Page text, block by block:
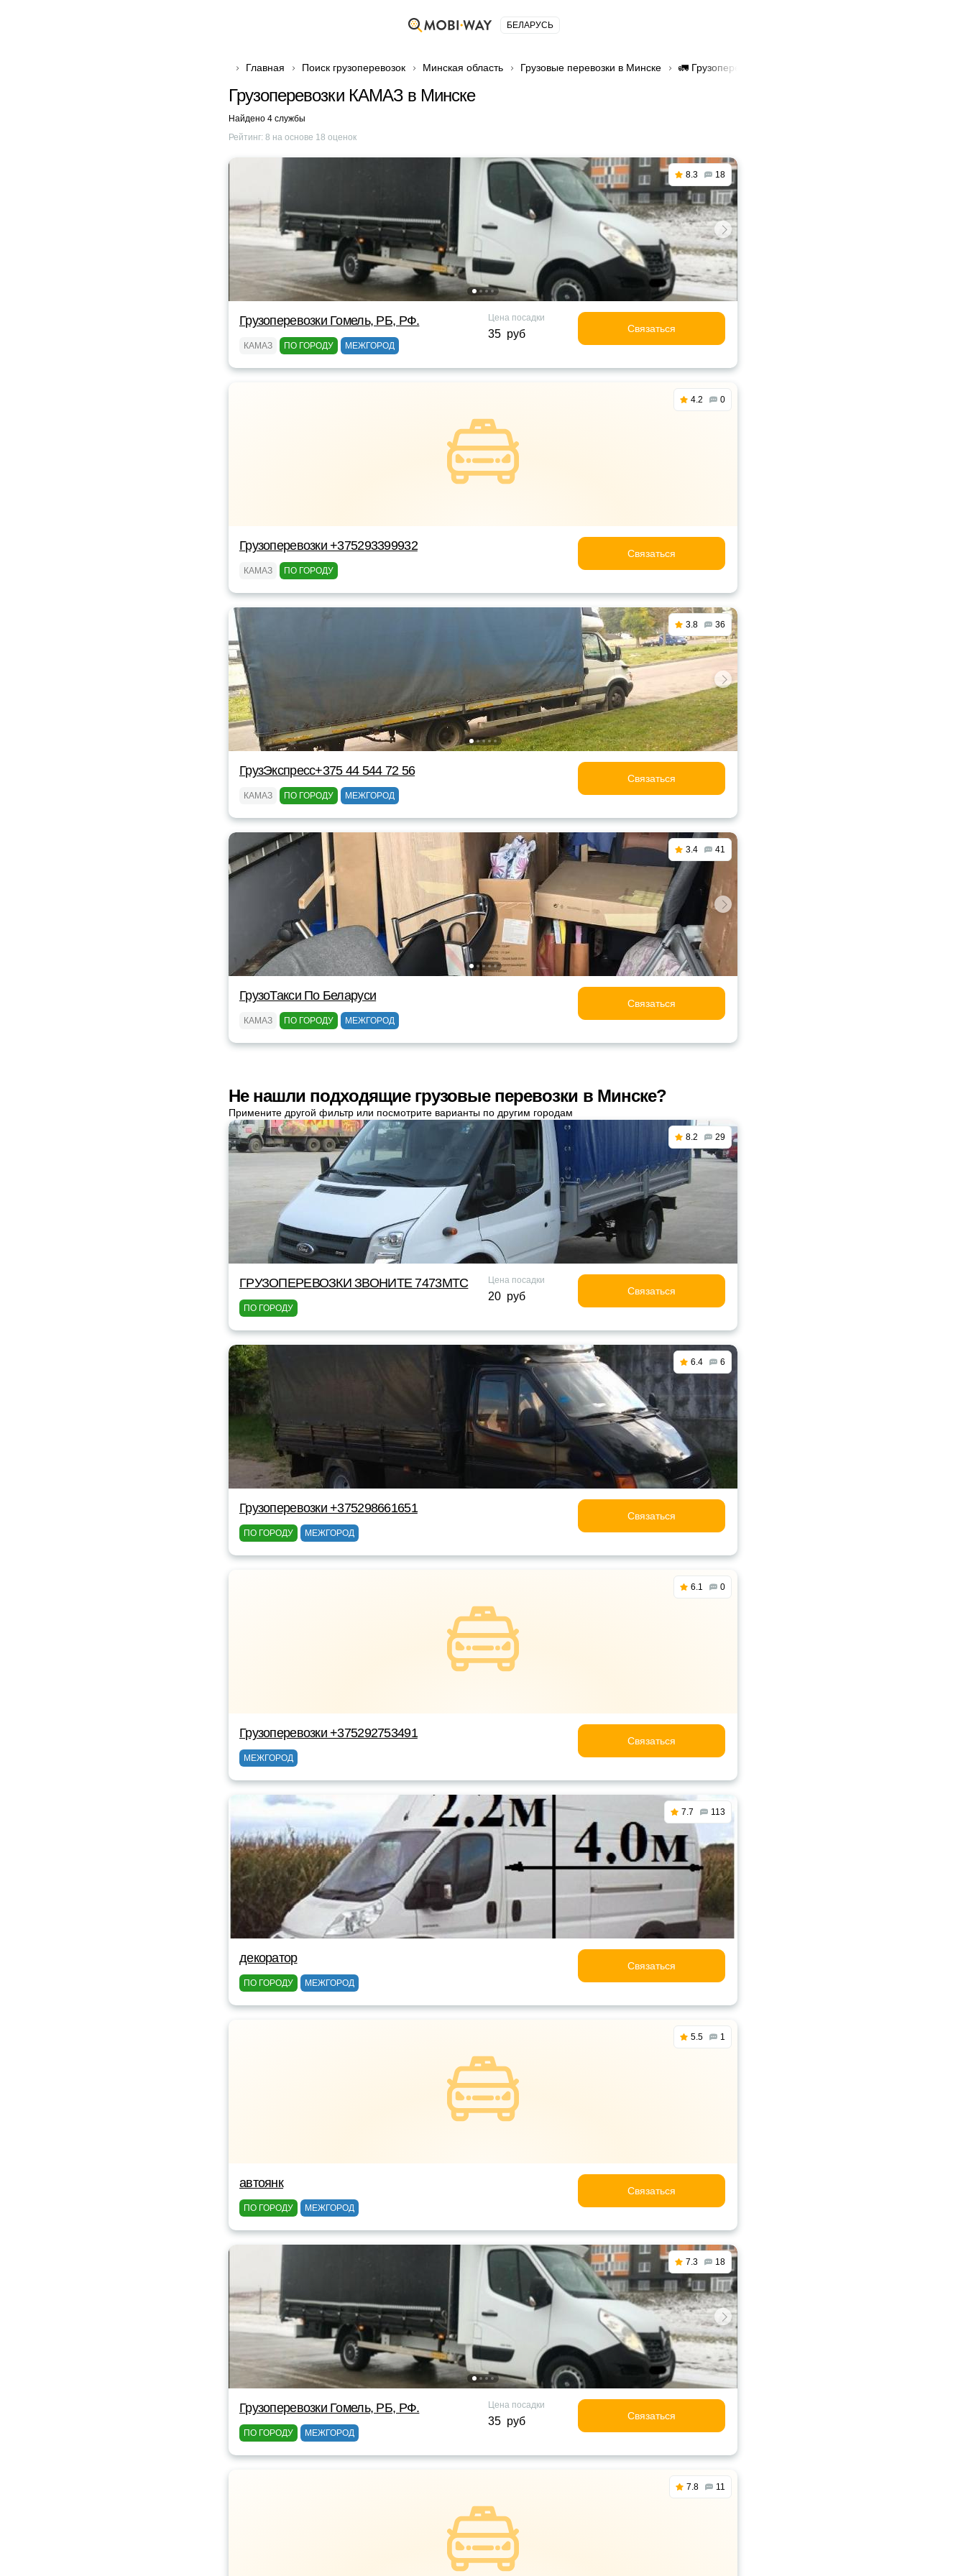
БЕЛАРУСЬ
Главная Поиск грузоперевозок Минская область Грузовые перевозки в Минске 🚛 Грузоперевозки КАМАЗ в Минске
Грузоперевозки КАМАЗ в Минске
Найдено 4 службы
Рейтинг: 8 на основе 18 оценок
8.3 18
Грузоперевозки Гомель, РБ, РФ.
КАМАЗ ПО ГОРОДУ МЕЖГОРОД
Цена посадки
35 руб Связаться
4.2 0
Грузоперевозки +375293399932
КАМАЗ ПО ГОРОДУ
Связаться
3.8 36
ГрузЭкспресс+375 44 544 72 56
КАМАЗ ПО ГОРОДУ МЕЖГОРОД
Связаться
3.4 41
ГрузоТакси По Беларуси
КАМАЗ ПО ГОРОДУ МЕЖГОРОД
Связаться
Не нашли подходящие грузовые перевозки в Минске?
Примените другой фильтр или посмотрите варианты по другим городам
8.2 29
ГРУЗОПЕРЕВОЗКИ ЗВОНИТЕ 7473МТС
ПО ГОРОДУ
Цена посадки
20 руб Связаться
6.4 6
Грузоперевозки +375298661651
ПО ГОРОДУ МЕЖГОРОД
Связаться
6.1 0
Грузоперевозки +375292753491
МЕЖГОРОД
Связаться
7.7 113
декоратор
ПО ГОРОДУ МЕЖГОРОД
Связаться
5.5 1
автоянк
ПО ГОРОДУ МЕЖГОРОД
Связаться
7.3 18
Грузоперевозки Гомель, РБ, РФ.
ПО ГОРОДУ МЕЖГОРОД
Цена посадки
35 руб Связаться
7.8 11